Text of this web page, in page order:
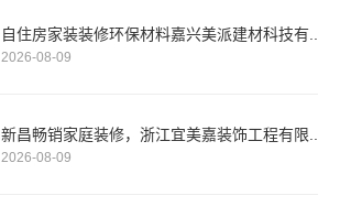
自住房家装装修环保材料嘉兴美派建材科技有..
2026-08-09
新昌畅销家庭装修，浙江宜美嘉装饰工程有限..
2026-08-09